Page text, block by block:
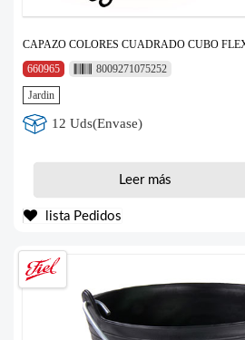
CAPAZO COLORES CUADRADO CUBO
660965
8009271075252
Jardin
12 Uds(Envase)
Leer más
lista Pedidos